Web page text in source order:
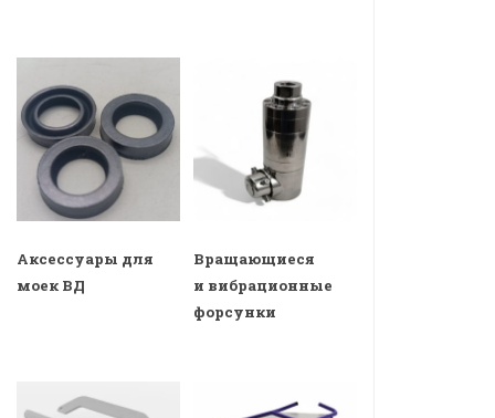
Аксессуары для
моек ВД
Вращающиеся
и вибрационные
форсунки